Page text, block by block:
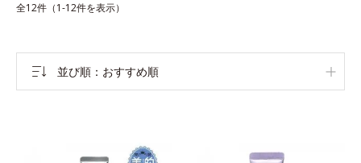
全12件（1-12件を表示）
並び順 おすすめ順